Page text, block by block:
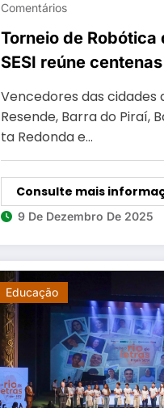
Comentários
Torneio de Robótica
SESI reúne
arqueólogos do Rio
estados
Vencedores das cidades
Resende, Barra do Piraí,
ta Redonda e…
Consulte mais
9 De Dezembro De 2025
Educação